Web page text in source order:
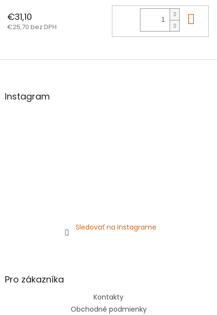
€31,10
€25,70 bez DPH
Z
äInstagram
Sledovať na Instagrame
Pro zákazníka
Kontakty
Obchodné podmienky